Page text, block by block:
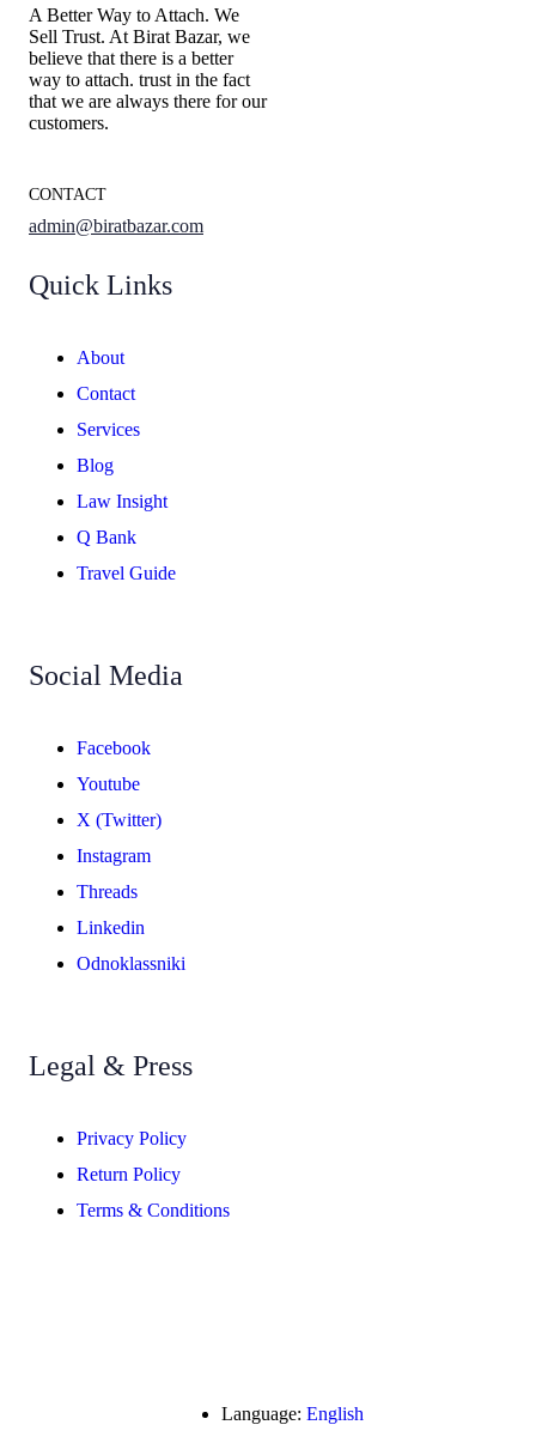
A Better Way to Attach. We
Sell Trust. At Birat Bazar, we
believe that there is a better
way to attach. trust in the fact
that we are always there for our
customers.
CONTACT
admin@biratbazar.com
Quick Links
About
Contact
Services
Blog
Law Insight
Q Bank
Travel Guide
Social Media
Facebook
Youtube
X (Twitter)
Instagram
Threads
Linkedin
Odnoklassniki
Legal & Press
Privacy Policy
Return Policy
Terms & Conditions
Language: English